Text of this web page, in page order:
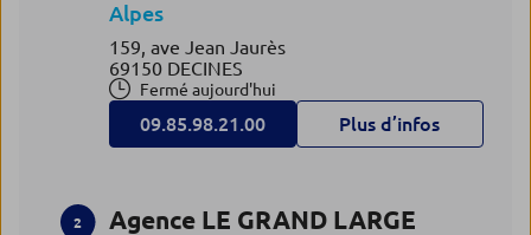
Alpes
159, ave Jean Jaurès
69150 DECINES
Fermé aujourd'hui
09.85.98.21.00 Plus d’infos
2
Agence LE GRAND LARGE